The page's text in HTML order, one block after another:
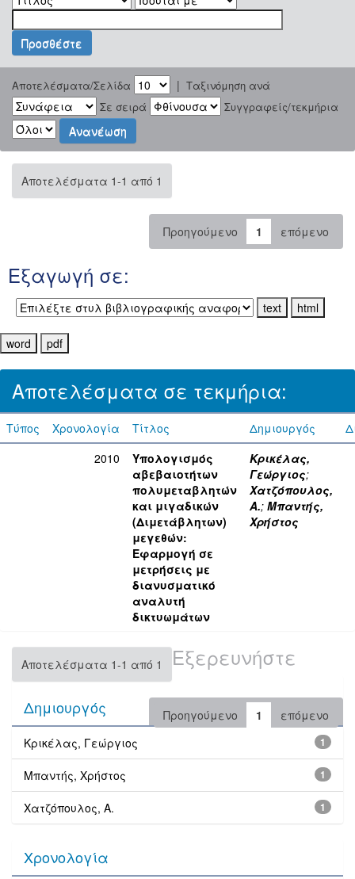
Αποτελέσματα/Σελίδα | Ταξινόμηση ανά
Σε σειρά
Συγγραφείς/τεκμήρια
Αποτελέσματα 1-1 από 1
Προηγούμενο 1 επόμενο
Εξαγωγή σε:
Αποτελέσματα σε τεκμήρια:
Τύπος Χρονολογία Τίτλος Δημιουργός
2010
Υπολογισμός
αβεβαιοτήτων
πολυμεταβλητών
και μιγαδικών
(Διμετάβλητων)
μεγεθών:
Εφαρμογή σε
μετρήσεις με
διανυσματικό
αναλυτή
δικτυωμάτων
Κρικέλας,
Γεώργιος;
Χατζόπουλος,
Α.; Μπαντής,
Χρήστος
Αποτελέσματα 1-1 από 1
Προηγούμενο 1 επόμενο
Εξερευνήστε
Δημιουργός
1
Κρικέλας, Γεώργιος
1
Μπαντής, Χρήστος
1
Χατζόπουλος, Α.
Χρονολογία